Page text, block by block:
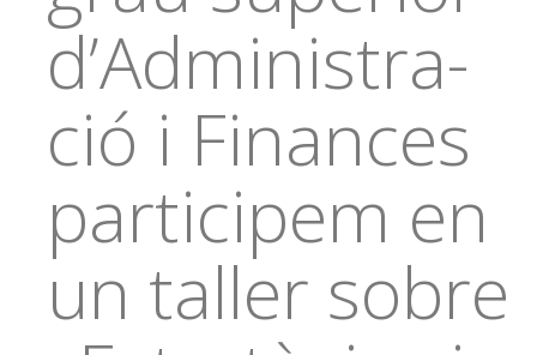
d’Administra-
ció i Finances
participem en
un taller sobre